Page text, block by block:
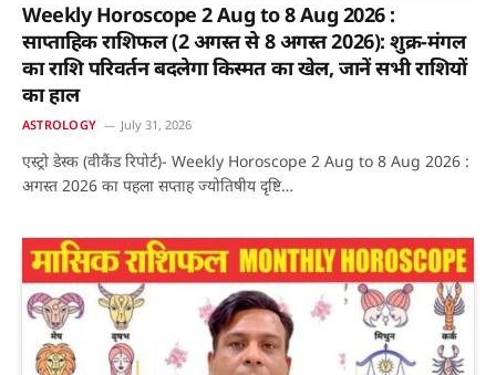
Weekly Horoscope 2 Aug to 8 Aug 2026 :
साप्ताहिक राशिफल (2 अगस्त से 8 अगस्त 2026): शुक्र-मंगल
का राशि परिवर्तन बदलेगा किस्मत का खेल, जानें सभी राशियों
का हाल
ASTROLOGY July 31, 2026
एस्ट्रो डेस्क (वीकैंड रिपोर्ट)- Weekly Horoscope 2 Aug to 8 Aug 2026 :
अगस्त 2026 का पहला सप्ताह ज्योतिषीय दृष्टि…